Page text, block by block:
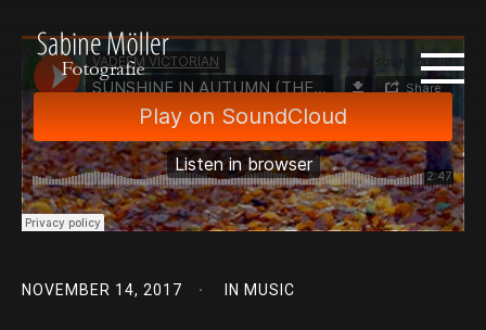
NOVEMBER 14, 2017 IN MUSIC